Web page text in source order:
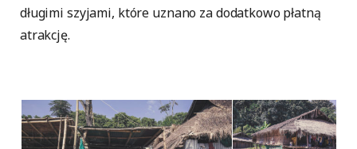
długimi szyjami, które uznano za dodatkowo płatną
atrakcję.